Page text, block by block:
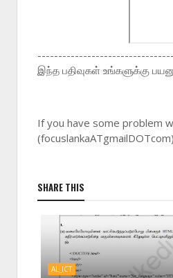
இந்த பதிவுகள் உங்களுக்கு
If you have some problem
SHARE THIS
AL_ICT